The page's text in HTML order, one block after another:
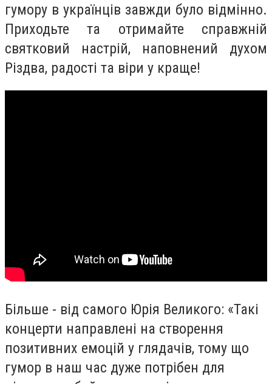
гумору в українців завжди було відмінно.
Приходьте та отримайте справжній
святковий настрій, наповнений духом
Різдва, радості та віри у краще!
Більше - від самого Юрія Великого: «Такі
концерти направлені на створення
позитивних емоцій у глядачів, тому що
гумор в наш час дуже потрібен для